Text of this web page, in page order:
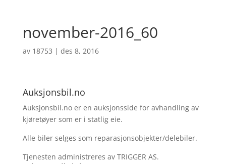
november-2016_60
av 18753 | des 8, 2016
Auksjonsbil.no
Auksjonsbil.no er en auksjonsside for avhandling av
kjøretøyer som er i statlig eie.
Alle biler selges som reparasjonsobjekter/delebiler.
Tjenesten administreres av TRIGGER AS.